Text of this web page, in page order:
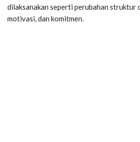
dilaksanakan seperti perubahan struktur
motivasi, dan komitmen.